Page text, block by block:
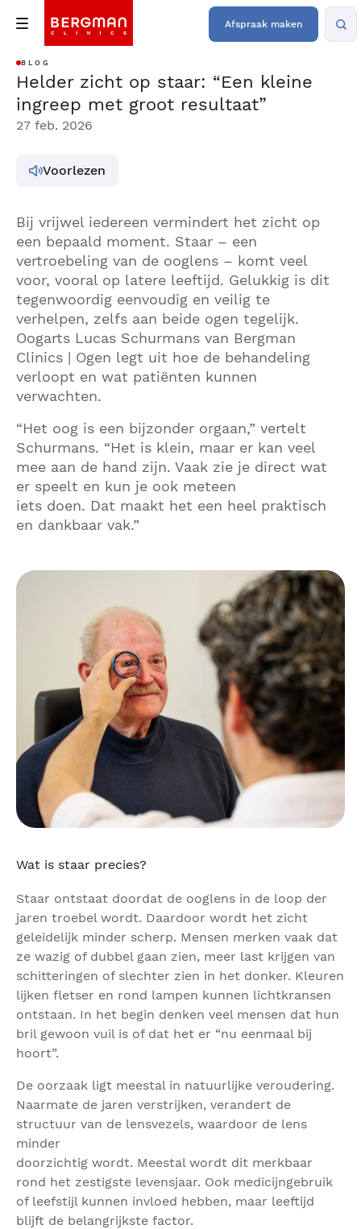
Afspraak maken
BLOG
Helder zicht op staar: “Een kleine
ingreep met groot resultaat”
27 feb. 2026
Voorlezen
Bij vrijwel iedereen vermindert het zicht op
een bepaald moment. Staar – een
vertroebeling van de ooglens – komt veel
voor, vooral op latere leeftijd. Gelukkig is dit
tegenwoordig eenvoudig en veilig te
verhelpen, zelfs aan beide ogen tegelijk.
Oogarts Lucas Schurmans van Bergman
Clinics | Ogen legt uit hoe de behandeling
verloopt en wat patiënten kunnen
verwachten.
“Het oog is een bijzonder orgaan,” vertelt
Schurmans. “Het is klein, maar er kan veel
mee aan de hand zijn. Vaak zie je direct wat
er speelt en kun je ook meteen
iets doen. Dat maakt het een heel praktisch
en dankbaar vak.”
Wat is staar precies?
Staar ontstaat doordat de ooglens in de loop der
jaren troebel wordt. Daardoor wordt het zicht
geleidelijk minder scherp. Mensen merken vaak dat
ze wazig of dubbel gaan zien, meer last krijgen van
schitteringen of slechter zien in het donker. Kleuren
lijken fletser en rond lampen kunnen lichtkransen
ontstaan. In het begin denken veel mensen dat hun
bril gewoon vuil is of dat het er “nu eenmaal bij
hoort”.
De oorzaak ligt meestal in natuurlijke veroudering.
Naarmate de jaren verstrijken, verandert de
structuur van de lensvezels, waardoor de lens
minder
doorzichtig wordt. Meestal wordt dit merkbaar
rond het zestigste levensjaar. Ook medicijngebruik
of leefstijl kunnen invloed hebben, maar leeftijd
blijft de belangrijkste factor.